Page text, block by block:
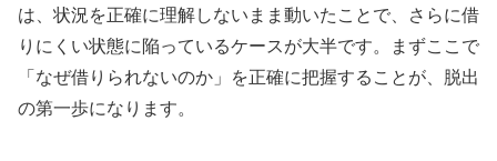
は、状況を正確に理解しないまま動いたことで、さらに借
りにくい状態に陥っているケースが大半です。まずここで
「なぜ借りられないのか」を正確に把握することが、脱出
の第一歩になります。